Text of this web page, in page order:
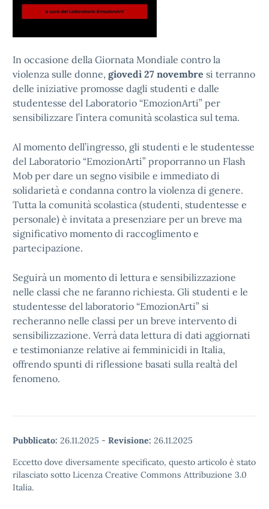
In occasione della Giornata Mondiale contro la
violenza sulle donne, giovedì 27 novembre si terranno
delle iniziative promosse dagli studenti e dalle
studentesse del Laboratorio “EmozionArti” per
sensibilizzare l’intera comunità scolastica sul tema.
Al momento dell’ingresso, gli studenti e le studentesse
del Laboratorio “EmozionArti” proporranno un Flash
Mob per dare un segno visibile e immediato di
solidarietà e condanna contro la violenza di genere.
Tutta la comunità scolastica (studenti, studentesse e
personale) è invitata a presenziare per un breve ma
significativo momento di raccoglimento e
partecipazione.
Seguirà un momento di lettura e sensibilizzazione
nelle classi che ne faranno richiesta. Gli studenti e le
studentesse del laboratorio “EmozionArti” si
recheranno nelle classi per un breve intervento di
sensibilizzazione. Verrà data lettura di dati aggiornati
e testimonianze relative ai femminicidi in Italia,
offrendo spunti di riflessione basati sulla realtà del
fenomeno.
Pubblicato: 26.11.2025 - Revisione: 26.11.2025
Eccetto dove diversamente specificato, questo articolo è stato
rilasciato sotto Licenza Creative Commons Attribuzione 3.0
Italia.